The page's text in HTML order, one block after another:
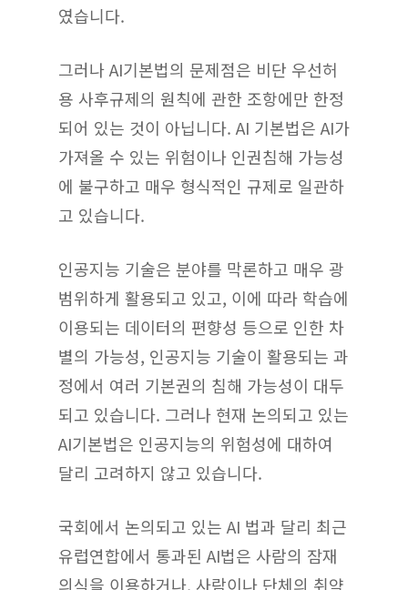
였습니다.
그러나 AI기본법의 문제점은 비단 우선허
용 사후규제의 원칙에 관한 조항에만 한정
되어 있는 것이 아닙니다. AI 기본법은 AI가
가져올 수 있는 위험이나 인권침해 가능성
에 불구하고 매우 형식적인 규제로 일관하
고 있습니다.
인공지능 기술은 분야를 막론하고 매우 광
범위하게 활용되고 있고, 이에 따라 학습에
이용되는 데이터의 편향성 등으로 인한 차
별의 가능성, 인공지능 기술이 활용되는 과
정에서 여러 기본권의 침해 가능성이 대두
되고 있습니다. 그러나 현재 논의되고 있는
AI기본법은 인공지능의 위험성에 대하여
달리 고려하지 않고 있습니다.
국회에서 논의되고 있는 AI 법과 달리 최근
유럽연합에서 통과된 AI법은 사람의 잠재
의식을 이용하거나, 사람이나 단체의 취약